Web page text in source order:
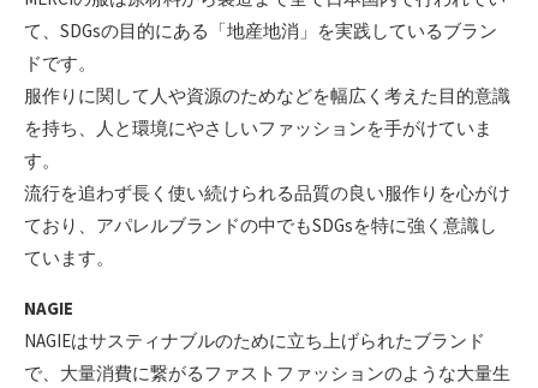
て、SDGsの目的にある「地産地消」を実践しているブラン
ドです。
服作りに関して人や資源のためなどを幅広く考えた目的意識
を持ち、人と環境にやさしいファッションを手がけていま
す。
流行を追わず長く使い続けられる品質の良い服作りを心がけ
ており、アパレルブランドの中でもSDGsを特に強く意識し
ています。
NAGIE
NAGIEはサスティナブルのために立ち上げられたブランド
で、大量消費に繋がるファストファッションのような大量生